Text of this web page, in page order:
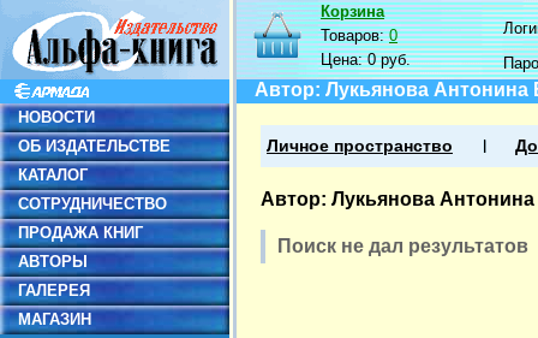
НОВОСТИ
ОБ ИЗДАТЕЛЬСТВЕ
КАТАЛОГ
СОТРУДНИЧЕСТВО
ПРОДАЖА КНИГ
АВТОРЫ
ГАЛЕРЕЯ
МАГАЗИН
Корзина
Товаров:0
Цена:0 руб.
Автор: Лукьянова
Личное пространство
Автор: Лукьянова
Поиск не дал результатов